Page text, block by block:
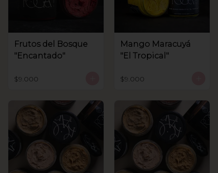
Frutos del Bosque
"Encantado"
$9.000
Mango Maracuyá
"El Tropical"
$9.000